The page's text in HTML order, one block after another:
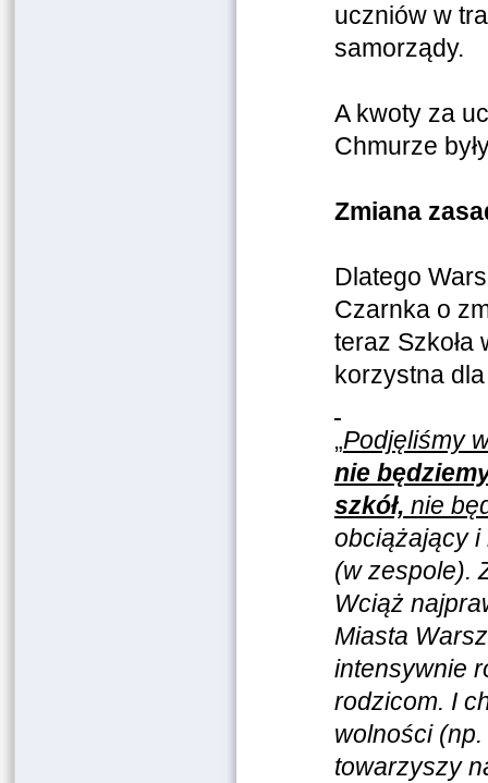
uczniów w
samorządy.
A kwoty za
Chmurze
Zmiana
Dlatego
Czarnka o
teraz
korzystna
„Podjęliśmy
nie
szkół, nie
obciążający i
(w zespole).
Wciąż
Miasta
intensywnie
rodzicom. I
wolności
towarzyszy